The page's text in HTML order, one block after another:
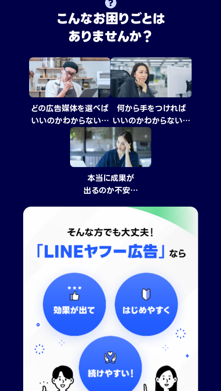
こんなお困りごとは
ありませんか？
どの広告媒体を選べば
いいのかわからない…
何から手をつければ
いいのかわからない…
本当に成果が
出るのか不安…